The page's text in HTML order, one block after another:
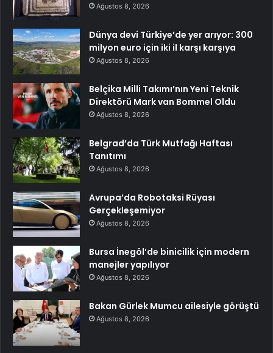
Ağustos 8, 2026
Dünya devi Türkiye’de yer arıyor: 300
milyon euro için iki il karşı karşıya
Ağustos 8, 2026
Belçika Milli Takımı’nın Yeni Teknik
Direktörü Mark van Bommel Oldu
Ağustos 8, 2026
Belgrad’da Türk Mutfağı Haftası
Tanıtımı
Ağustos 8, 2026
Avrupa’da Robotaksi Rüyası
Gerçekleşemiyor
Ağustos 8, 2026
Bursa İnegöl’de binicilik için modern
manejler yapılıyor
Ağustos 8, 2026
Bakan Gürlek Mumcu ailesiyle görüştü
Ağustos 8, 2026